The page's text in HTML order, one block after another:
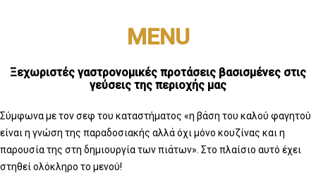
MENU
Ξεχωριστές γαστρονομικές προτάσεις βασισμένες στις
γεύσεις της περιοχής μας
Σύμφωνα με τον σεφ του καταστήματος «η βάση του καλού φαγητού
είναι η γνώση της παραδοσιακής αλλά όχι μόνο κουζίνας και η
παρουσία της στη δημιουργία των πιάτων». Στο πλαίσιο αυτό έχει
στηθεί ολόκληρο το μενού!